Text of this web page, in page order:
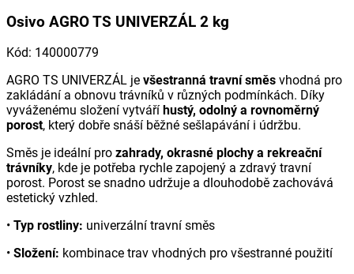
Osivo AGRO TS UNIVERZÁL 2 kg
Kód: 140000779
AGRO TS UNIVERZÁL je všestranná travní směs vhodná pro
zakládání a obnovu trávníků v různých podmínkách. Díky
vyváženému složení vytváří hustý, odolný a rovnoměrný
porost, který dobře snáší běžné sešlapávání i údržbu.
Směs je ideální pro zahrady, okrasné plochy a rekreační
trávníky, kde je potřeba rychle zapojený a zdravý travní
porost. Porost se snadno udržuje a dlouhodobě zachovává
estetický vzhled.
• Typ rostliny: univerzální travní směs
• Složení: kombinace trav vhodných pro všestranné použití